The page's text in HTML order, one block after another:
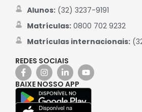
Alunos:(32) 3237-9191
Matrículas:0800 702 9232
Matrículas internacionais:
REDES SOCIAIS
BAIXE NOSSO APP